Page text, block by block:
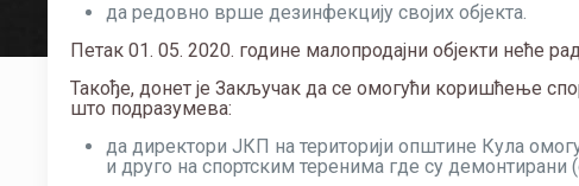
да редовно врше дезинфекцију својих објекта.
Петак 01. 05. 2020. године малопродајни објекти неће
Такође, донет је Закључак да се омогући коришћење
што подразумева:
да директори ЈКП на територији општине Кула
и друго на спортским теренима где су демонтирани